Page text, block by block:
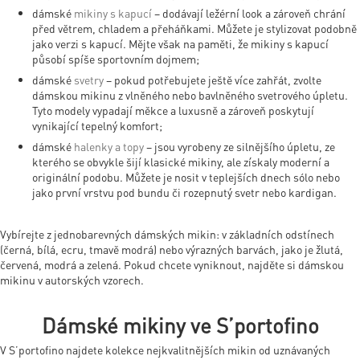
dámské mikiny s kapucí– dodávají ležérní look a zároveň chrání
před větrem, chladem a přeháňkami. Můžete je stylizovat podobně
jako verzi s kapucí. Mějte však na paměti, že mikiny s kapucí
působí spíše sportovním dojmem;
dámské svetry– pokud potřebujete ještě více zahřát, zvolte
dámskou mikinu z vlněného nebo bavlněného svetrového úpletu.
Tyto modely vypadají měkce a luxusně a zároveň poskytují
vynikající tepelný komfort;
dámské halenky a topy– jsou vyrobeny ze silnějšího úpletu, ze
kterého se obvykle šijí klasické mikiny, ale získaly moderní a
originální podobu. Můžete je nosit v teplejších dnech sólo nebo
jako první vrstvu pod bundu či rozepnutý svetr nebo kardigan.
Vybírejte z jednobarevných dámských mikin: v základních odstínech
(černá, bílá, ecru, tmavě modrá) nebo výrazných barvách, jako je žlutá,
červená, modrá a zelená. Pokud chcete vyniknout, najděte si dámskou
mikinu v autorských vzorech.
Dámské mikiny ve S’portofino
V S’portofino najdete kolekce nejkvalitnějších mikin od uznávaných